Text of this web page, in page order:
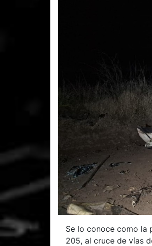
Se lo conoce como la
205, al cruce de vías